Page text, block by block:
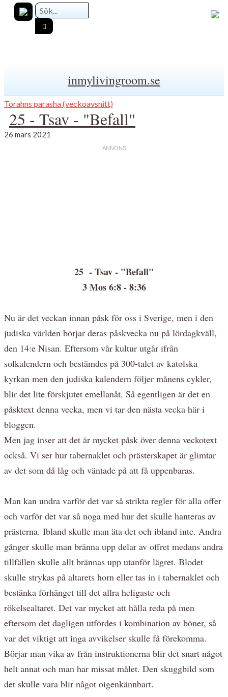
inmylivingroom.se
Torahns parasha (veckoavsnitt)
25 - Tsav - "Befall"
26 mars 2021
25 - Tsav - "Befall"
3 Mos 6:8 - 8:36
Nu är det veckan innan påsk för oss i Sverige, men i den
judiska världen börjar deras påskvecka nu på lördagkväll,
den 14:e Nisan. Eftersom vår kultur utgår ifrån
solkalendern och bestämdes på 300-talet av katolska
kyrkan men den judiska kalendern följer månens cykler,
blir det lite förskjutet emellanåt. Så egentligen är det en
påsktext denna vecka, men vi tar den nästa vecka här i
bloggen.
Men jag inser att det är mycket påsk över denna veckotext
också. Vi ser hur tabernaklet och prästerskapet är glimtar
av det som då låg och väntade på att få uppenbaras.
Man kan undra varför det var så strikta regler för alla offer
och varför det var så noga med hur det skulle hanteras av
prästerna. Ibland skulle man äta det och ibland inte. Andra
gånger skulle man bränna upp delar av offret medans andra
tillfällen skulle allt brännas upp utanför lägret. Blodet
skulle strykas på altarets horn eller tas in i tabernaklet och
bestänka förhänget till det allra heligaste och
rökelsealtaret. Det var mycket att hålla reda på men
eftersom det dagligen utfördes i kombination av böner, så
var det viktigt att inga avvikelser skulle få förekomma.
Börjar man vika av från instruktionerna blir det snart något
helt annat och man har missat målet. Den skuggbild som
det skulle vara blir något oigenkännbart.